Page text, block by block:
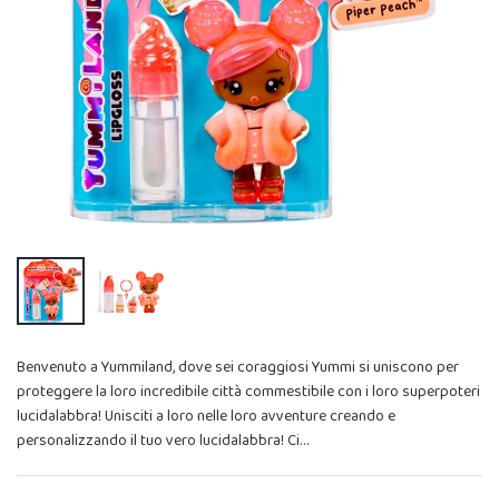
Benvenuto a Yummiland, dove sei coraggiosi Yummi si uniscono per
proteggere la loro incredibile città commestibile con i loro superpoteri
lucidalabbra! Unisciti a loro nelle loro avventure creando e
personalizzando il tuo vero lucidalabbra! Ci…